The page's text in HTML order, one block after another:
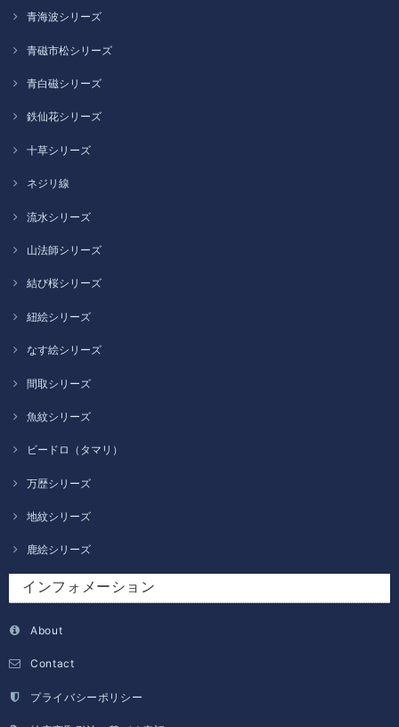
青海波シリーズ
青磁市松シリーズ
青白磁シリーズ
鉄仙花シリーズ
十草シリーズ
ネジリ線
流水シリーズ
山法師シリーズ
結び桜シリーズ
紐絵シリーズ
なす絵シリーズ
間取シリーズ
魚紋シリーズ
ビードロ（タマリ）
万歴シリーズ
地紋シリーズ
鹿絵シリーズ
インフォメーション
About
Contact
プライバシーポリシー